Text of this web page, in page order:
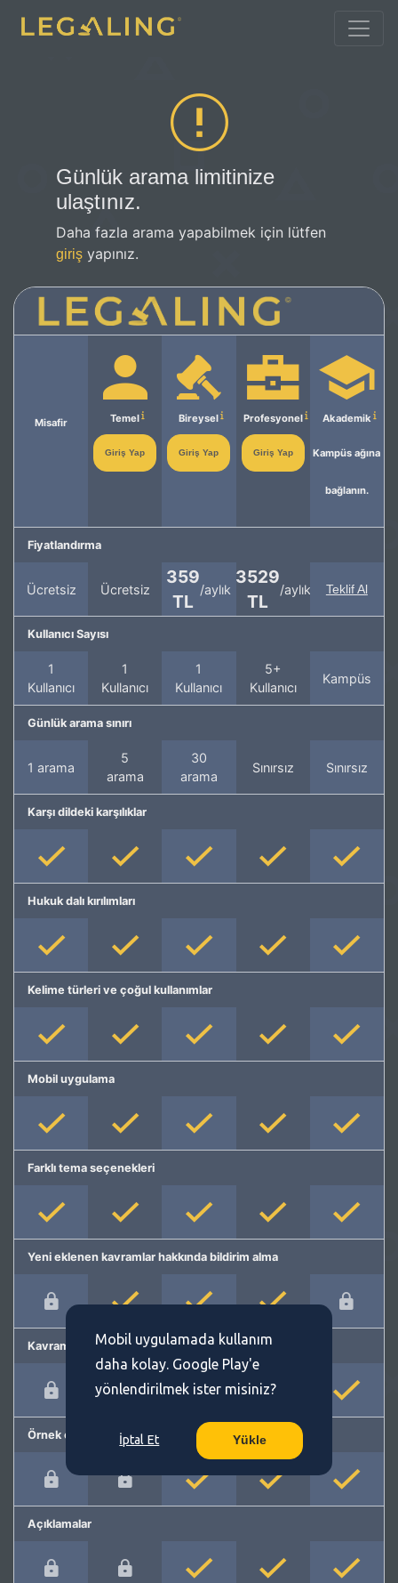
Günlük arama limitinize
ulaştınız.
Daha fazla arama yapabilmek için lütfen
giriş yapınız.
Misafir Temel
Giriş Yap
Bireysel
Giriş Yap
Profesyonel
Giriş Yap
Akademik
Kampüs ağına
bağlanın.
Fiyatlandırma
Ücretsiz Ücretsiz
359
TL
/aylık
3529
TL
/aylık Teklif Al
Kullanıcı Sayısı
1
Kullanıcı
1
Kullanıcı
1
Kullanıcı
5+
Kullanıcı
Kampüs
Günlük arama sınırı
1 arama
5
arama
30
arama
Sınırsız Sınırsız
Karşı dildeki karşılıklar
Hukuk dalı kırılımları
Kelime türleri ve çoğul kullanımlar
Mobil uygulama
Farklı tema seçenekleri
Yeni eklenen kavramlar hakkında bildirim alma
Kavram önerme
Örnek cümleler
Açıklamalar
Mobil uygulamada kullanım
daha kolay. Google Play'e
yönlendirilmek ister misiniz?
İptal Et Yükle